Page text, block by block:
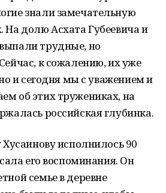
знали замечательную
На долю Асхата Губеевича и
трудные, но
к сожалению, их уже
и сегодня мы с уважением и
об этих тружениках, на
российская глубинка.
Хусаинову исполнилось 90
его воспоминания. Он
семье в деревне